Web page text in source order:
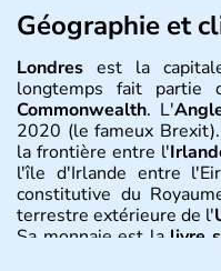
Géographie et
Londres est la
longtemps fait partie
Commonwealth. L'
2020 (le fameux
la frontière entre l'
l'île d'Irlande entre
constitutive du
terrestre extérieure de l'
Sa monnaie est lalivre
instable avec de